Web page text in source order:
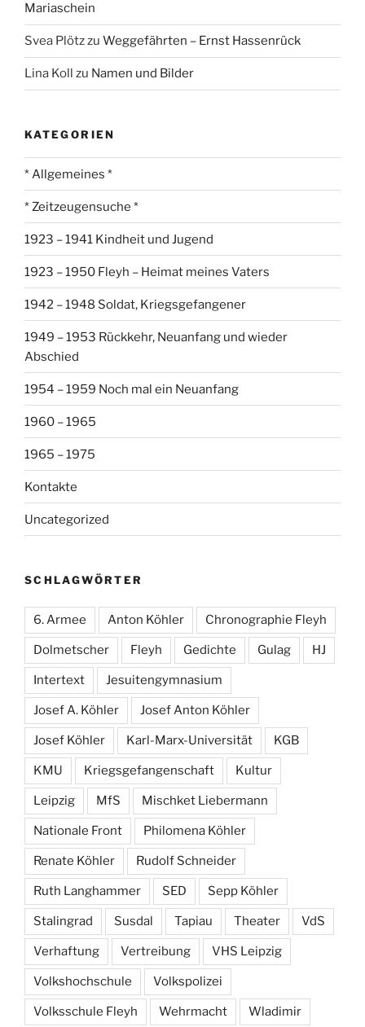
Mariaschein
Svea Plötzzu Weggefährten – Ernst Hassenrück
Lina Koll zu Namen und Bilder
KATEGORIEN
* Allgemeines *
* Zeitzeugensuche *
1923 – 1941 Kindheit und Jugend
1923 – 1950 Fleyh – Heimat meines Vaters
1942 – 1948 Soldat, Kriegsgefangener
1949 – 1953 Rückkehr, Neuanfang und wieder
Abschied
1954 – 1959 Noch mal ein Neuanfang
1960 – 1965
1965 – 1975
Kontakte
Uncategorized
SCHLAGWÖRTER
6. Armee Anton Köhler Chronographie Fleyh
Dolmetscher Fleyh Gedichte Gulag HJ
Intertext Jesuitengymnasium
Josef A. Köhler Josef Anton Köhler
Josef Köhler Karl-Marx-Universität KGB
KMU Kriegsgefangenschaft Kultur
Leipzig MfS Mischket Liebermann
Nationale Front Philomena Köhler
Renate Köhler Rudolf Schneider
Ruth Langhammer SED Sepp Köhler
Stalingrad Susdal Tapiau Theater VdS
Verhaftung Vertreibung VHS Leipzig
Volkshochschule Volkspolizei
Volksschule Fleyh Wehrmacht Wladimir